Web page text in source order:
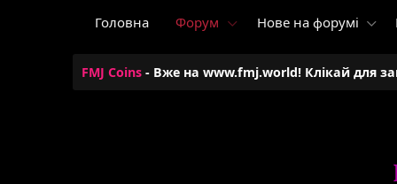
Головна Форум Нове на форумі
FMJ Coins - Вже на www.fmj.world! Клікай для